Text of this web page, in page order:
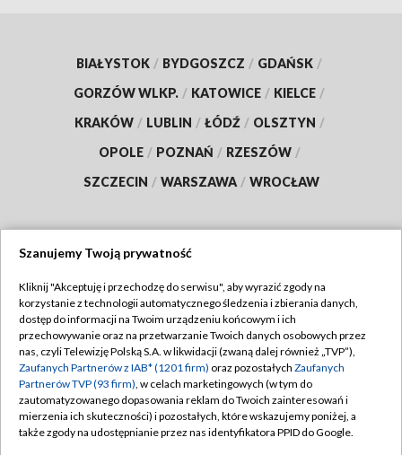
BIAŁYSTOK / BYDGOSZCZ / GDAŃSK /
GORZÓW WLKP. / KATOWICE / KIELCE /
KRAKÓW / LUBLIN / ŁÓDŹ / OLSZTYN /
OPOLE / POZNAŃ / RZESZÓW /
SZCZECIN / WARSZAWA / WROCŁAW
TVP
Abonament TVP
Emisja w TVP
Centrum informacji TVP
Naziemna Telewizja Cyfrowa
Regulamin TVP
Polityka prywatności
Moje zgody
Pomoc
Szanujemy Twoją prywatność
Kliknij "Akceptuję i przechodzę do serwisu", aby wyrazić zgody na
korzystanie z technologii automatycznego śledzenia i zbierania danych,
dostęp do informacji na Twoim urządzeniu końcowym i ich
przechowywanie oraz na przetwarzanie Twoich danych osobowych przez
nas, czyli Telewizję Polską S.A. w likwidacji (zwaną dalej również „TVP”),
Zaufanych Partnerów z IAB* (1201 firm) oraz pozostałych Zaufanych
Partnerów TVP (93 firm), w celach marketingowych (w tym do
zautomatyzowanego dopasowania reklam do Twoich zainteresowań i
mierzenia ich skuteczności) i pozostałych, które wskazujemy poniżej, a
także zgody na udostępnianie przez nas identyfikatora PPID do Google.